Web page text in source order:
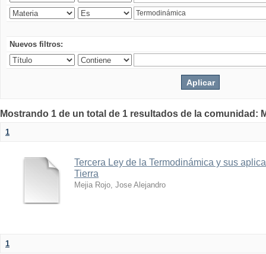
Nuevos filtros:
Mostrando 1 de un total de 1 resultados de la comunidad:
1
Tercera Ley de la Termodinámica y sus
Tierra
Mejia Rojo, Jose Alejandro
1